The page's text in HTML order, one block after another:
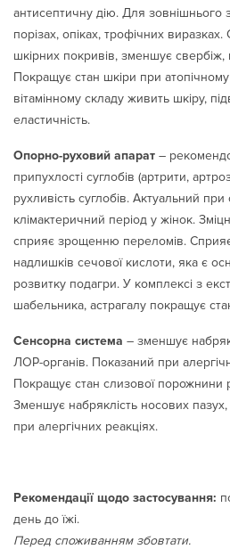
антисептичну дію. Для зовнішнього
порізах, опіках, трофічних
шкірних покривів, зменшує
Покращує стан шкіри при
вітамінному складу живить шкіру,
еластичність.
Опорно-руховий апарат –
припухлості суглобів (артрити,
рухливість суглобів. Актуальний
клімактеричний період у жінок.
сприяє зрощенню переломів.
надлишків сечової кислоти, яка є
розвитку подагри. У комплексі з
шабельника, астрагалу покращує
Сенсорна система – зменшує
ЛОР-органів. Показаний при
Покращує стан слизової порожнини
Зменшує набряклість носових
при алергічних реакціях.
Рекомендації щодо застосування:
день до їжі.
Перед споживанням збовтати.